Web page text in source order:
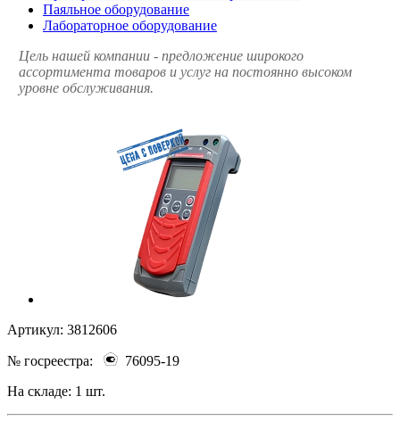
Паяльное оборудование
Лабораторное оборудование
Цель нашей компании - предложение широкого
ассортимента товаров и услуг на постоянно высоком
уровне обслуживания.
Артикул: 3812606
№ госреестра:
76095-19
На складе: 1 шт.